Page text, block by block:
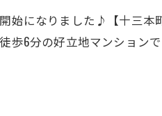
始になりました♪【十三本
歩6分の好立地マンション